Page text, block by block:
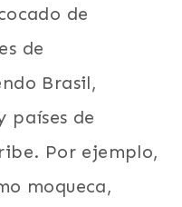
de
de
Brasil,
países de
Por ejemplo,
moqueca,